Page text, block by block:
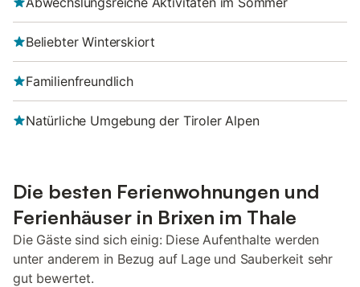
Beliebter Winterskiort
Familienfreundlich
Natürliche Umgebung der Tiroler Alpen
Die besten Ferienwohnungen und
Ferienhäuser in Brixen im Thale
Die Gäste sind sich einig: Diese Aufenthalte werden
unter anderem in Bezug auf Lage und Sauberkeit sehr
gut bewertet.